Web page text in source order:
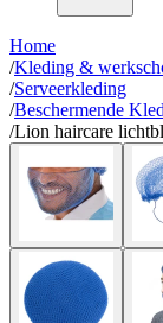
Home
/Kleding &
/Serveerkleding
/Beschermende
/Lion haircare